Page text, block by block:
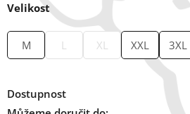
Velikost
M L XL XXL 3XL
Dostupnost